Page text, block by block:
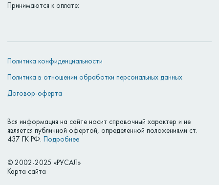
Принимаются к оплате:
© 2002-2025 «РУСАЛ»
Карта сайта
Политика конфиденциальности
Политика в отношении обработки персональных данных
Договор-оферта
Вся информация на сайте носит справочный характер и не
является публичной офертой, определенной положениями ст.
437 ГК РФ. Подробнее